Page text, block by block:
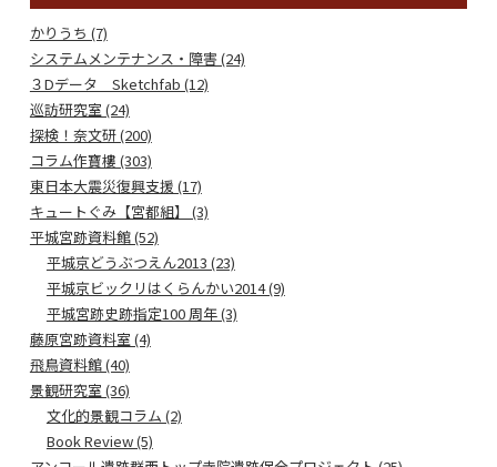
かりうち (7)
システムメンテナンス・障害 (24)
３Dデータ Sketchfab (12)
巡訪研究室 (24)
探検！奈文研 (200)
コラム作寶樓 (303)
東日本大震災復興支援 (17)
キュートぐみ【宮都組】 (3)
平城宮跡資料館 (52)
平城京どうぶつえん2013 (23)
平城京ビックリはくらんかい2014 (9)
平城宮跡史跡指定100 周年 (3)
藤原宮跡資料室 (4)
飛鳥資料館 (40)
景観研究室 (36)
文化的景観コラム (2)
Book Review (5)